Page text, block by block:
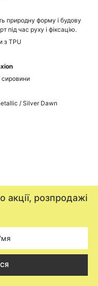
природну форму і будову
під час руху і фіксацію.
з TPU
сировини
/ Silver Dawn
розпродажі